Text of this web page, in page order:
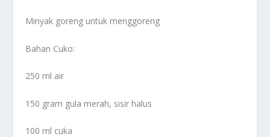
Minyak goreng untuk menggoreng
Bahan Cuko:
250 ml air
150 gram gula merah, sisir halus
100 ml cuka